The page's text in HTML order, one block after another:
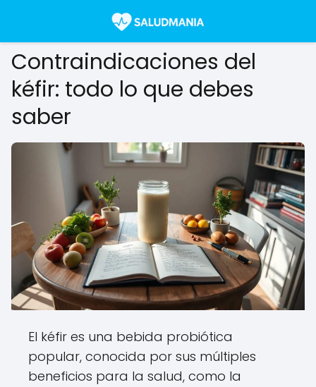
Contraindicaciones del
kéfir: todo lo que debes
saber
El kéfir es una bebida probiótica
popular, conocida por sus múltiples
beneficios para la salud, como la